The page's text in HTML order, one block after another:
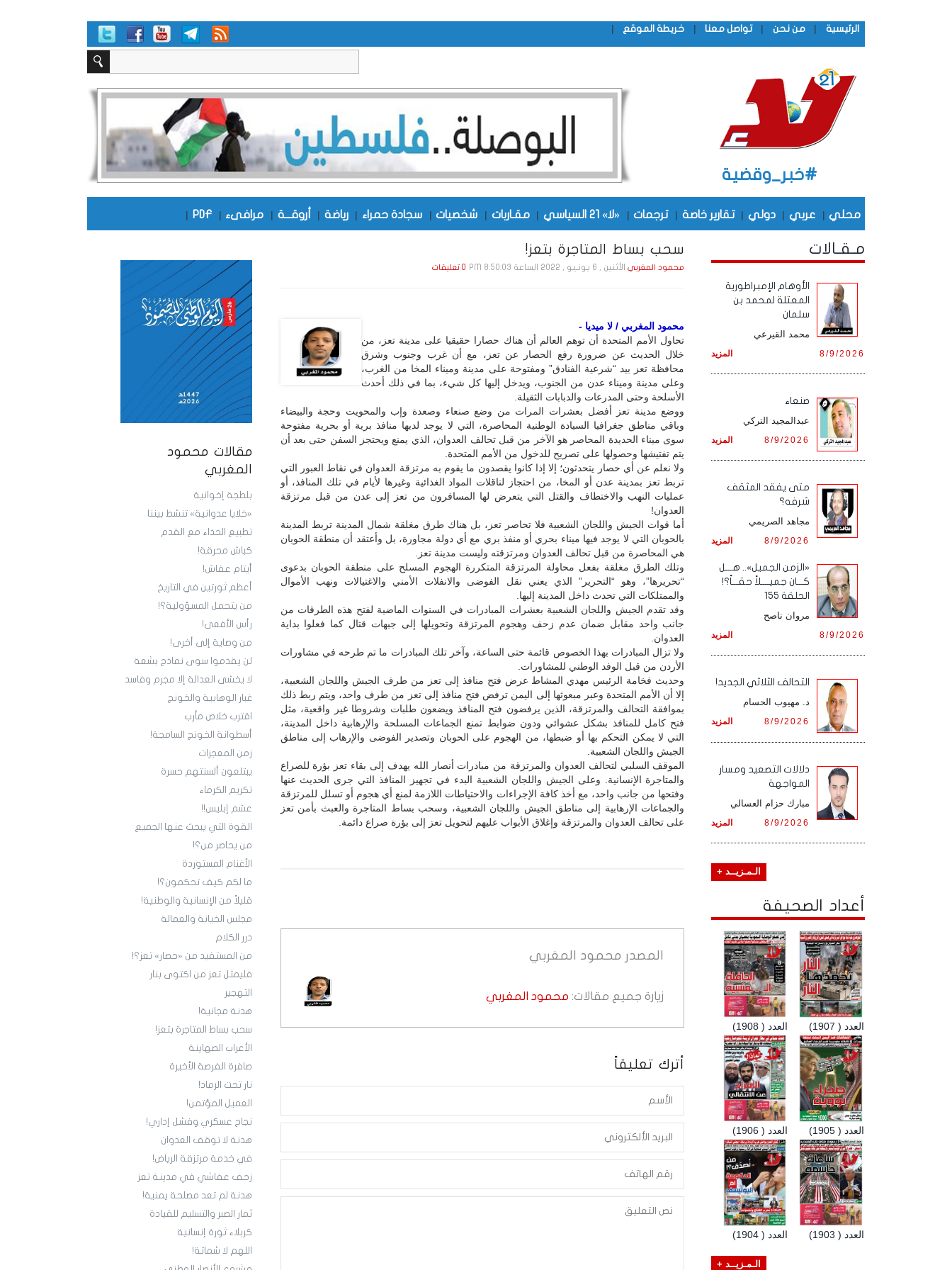
الرئيسية | من نحن | تواصل معنا | خريطة الموقع |
#خبر_وقضية
محلي | عربي | دولي | تقارير خاصة | ترجمات | «لا» 21 السياسي | مقـاربات | شخصيات | سجادة حمراء | رياضة | أروقـــة | مرافىء |
PDF
|
مقالات محمود
المغربي
بلطجة إخوانية
«خلايا عدوانية» تنشط بيننا
تطبيع الحذاء مع القدم
كباش محرقة!
أيتام عفاش!
أعظم ثورتين في التاريخ
من يتحمل المسؤولية؟!
رأس الأفعى!
من وصاية إلى أخرى!
لن يقدموا سوى نماذج بشعة
لا يخشى العدالة إلا مجرم وفاسد
غبار الوهابية والخونج
اقترب خلاص مأرب
أسطوانة الخونج السامجة!
زمن المعجزات
يبتلعون ألسنتهم حسرة
تكريم الكرماء
عشم إبليس!!
القوة التي يبحث عنها الجميع
من يحاصر من؟!
الأغنام المستوردة
ما لكم كيف تحكمون؟!
قليلاً من الإنسانية والوطنية!
مجلس الخيانة والعمالة
درر الكلام
من المستفيد من «حصار» تعز؟!
فليمثل تعز من اكتوى بنار
التهجير
هدنة مجانية!
سحب بساط المتاجرة بتعز!
الأعراب الصهاينة
صافرة الفرصة الأخيرة
نار تحت الرماد!
العميل المؤتمن!
نجاح عسكري وفشل إداري!
هدنة لا توقف العدوان
في خدمة مرتزقة الرياض!
زحف عفاشي في مدينة تعز
هدنة لم تعد مصلحة يمنية!
ثمار الصبر والتسليم للقيادة
كربلاء ثورة إنسانية
اللهم لا شماتة!
سحب بساط المتاجرة بتعز!
محمود المغربيالأثنين , 6 يـونـيـو , 2022 الساعة 8:50:03 PM 0 تعليقات
محمود المغربي / لا ميديا -
تحاول الأمم المتحدة أن توهم العالم أن هناك حصارا حقيقيا على مدينة تعز، من
خلال الحديث عن ضرورة رفع الحصار عن تعز، مع أن غرب وجنوب وشرق
محافظة تعز بيد “شرعية الفنادق” ومفتوحة على مدينة وميناء المخا من الغرب،
وعلى مدينة وميناء عدن من الجنوب، ويدخل إليها كل شيء، بما في ذلك أحدث
الأسلحة وحتى المدرعات والدبابات الثقيلة.
ووضع مدينة تعز أفضل بعشرات المرات من وضع صنعاء وصعدة وإب والمحويت وحجة والبيضاء
وباقي مناطق جغرافيا السيادة الوطنية المحاصرة، التي لا يوجد لديها منافذ برية أو بحرية مفتوحة
سوى ميناء الحديدة المحاصر هو الآخر من قبل تحالف العدوان، الذي يمنع ويحتجز السفن حتى بعد أن
يتم تفتيشها وحصولها على تصريح للدخول من الأمم المتحدة.
ولا نعلم عن أي حصار يتحدثون؛ إلا إذا كانوا يقصدون ما يقوم به مرتزقة العدوان في نقاط العبور التي
تربط تعز بمدينة عدن أو المخا، من احتجاز لناقلات المواد الغذائية وغيرها لأيام في تلك المنافذ، أو
عمليات النهب والاختطاف والقتل التي يتعرض لها المسافرون من تعز إلى عدن من قبل مرتزقة
العدوان!
أما قوات الجيش واللجان الشعبية فلا تحاصر تعز، بل هناك طرق مغلقة شمال المدينة تربط المدينة
بالحوبان التي لا يوجد فيها ميناء بحري أو منفذ بري مع أي دولة مجاورة، بل وأعتقد أن منطقة الحوبان
هي المحاصرة من قبل تحالف العدوان ومرتزقته وليست مدينة تعز.
وتلك الطرق مغلقة بفعل محاولة المرتزقة المتكررة الهجوم المسلح على منطقة الحوبان بدعوى
“تحريرها”، وهو “التحرير” الذي يعني نقل الفوضى والانفلات الأمني والاغتيالات ونهب الأموال
والممتلكات التي تحدث داخل المدينة إليها.
وقد تقدم الجيش واللجان الشعبية بعشرات المبادرات في السنوات الماضية لفتح هذه الطرقات من
جانب واحد مقابل ضمان عدم زحف وهجوم المرتزقة وتحويلها إلى جبهات قتال كما فعلوا بداية
العدوان.
ولا تزال المبادرات بهذا الخصوص قائمة حتى الساعة، وآخر تلك المبادرات ما تم طرحه في مشاورات
الأردن من قبل الوفد الوطني للمشاورات.
وحديث فخامة الرئيس مهدي المشاط عرض فتح منافذ إلى تعز من طرف الجيش واللجان الشعبية،
إلا أن الأمم المتحدة وعبر مبعوثها إلى اليمن ترفض فتح منافذ إلى تعز من طرف واحد، ويتم ربط ذلك
بموافقة التحالف والمرتزقة، الذين يرفضون فتح المنافذ ويضعون طلبات وشروطا غير واقعية، مثل
فتح كامل للمنافذ بشكل عشوائي ودون ضوابط تمنع الجماعات المسلحة والإرهابية داخل المدينة،
التي لا يمكن التحكم بها أو ضبطها، من الهجوم على الحوبان وتصدير الفوضى والإرهاب إلى مناطق
الجيش واللجان الشعبية.
الموقف السلبي لتحالف العدوان والمرتزقة من مبادرات أنصار الله يهدف إلى بقاء تعز بؤرة للصراع
والمتاجرة الإنسانية. وعلى الجيش واللجان الشعبية البدء في تجهيز المنافذ التي جرى الحديث عنها
وفتحها من جانب واحد، مع أخذ كافة الإجراءات والاحتياطات اللازمة لمنع أي هجوم أو تسلل للمرتزقة
والجماعات الإرهابية إلى مناطق الجيش واللجان الشعبية، وسحب بساط المتاجرة والعبث بأمن تعز
على تحالف العدوان والمرتزقة وإغلاق الأبواب عليهم لتحويل تعز إلى بؤرة صراع دائمة.
المصدر محمود المغربي
زيارة جميع مقالات: محمود المغربي
أترك تعليقاً
مـقـالات
الأوهام الإمبراطورية
المعتلة لمحمد بن
سلمان
محمد القيرعي
المزيد 8/9/2026
صنعاء
عبدالمجيد التركي
المزيد 8/9/2026
متى يفقد المثقف
شرفه؟
مجاهد الصريمي
المزيد 8/9/2026
«الزمن الجميل».. هـــل
كـــان جميــــلاً حقـــاً؟!
الحلقة 155
مروان ناصح
المزيد 8/9/2026
التحالف الثلاثي الجديد!
د. مهيوب الحسام
المزيد 8/9/2026
دلالات التصعيد ومسار
المواجهة
مبارك حزام العسالي
المزيد 8/9/2026
الـمـزيــد +
أعداد الصحيفة
العدد ( 1908) العدد ( 1907)
العدد ( 1906) العدد ( 1905)
العدد ( 1904) العدد ( 1903)
الـمـزيــد +